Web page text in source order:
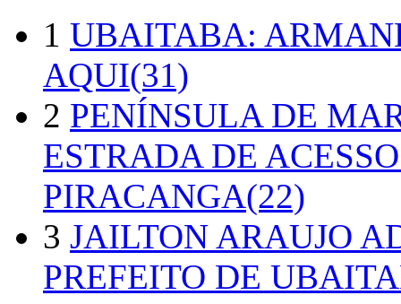
1 UBAITABA:
AQUI(31)
2 PENÍNSULA DE
ESTRADA DE
PIRACANGA(22)
3 JAILTON ARAUJO
PREFEITO DE